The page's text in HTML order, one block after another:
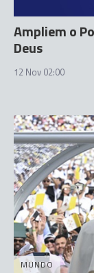
Ampliem o
Deus
12 Nov 02:00
MUNDO